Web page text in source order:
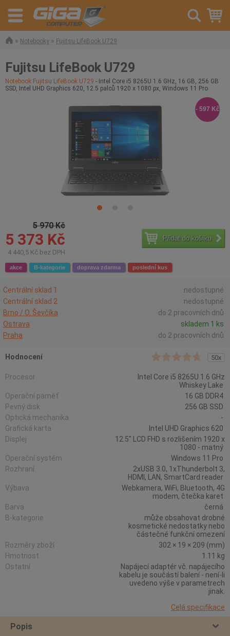
» Notebooky » Fujitsu LifeBook U729
Fujitsu LifeBook U729
Notebook Fujitsu LifeBook U729 - Intel Core i5 8265U 1.6 GHz, 16 GB, 256 GB
SSD, Intel UHD Graphics 620, 12.5 palců 1920 x 1080 px, Windows 11 Pro
5 970 Kč
5 373 Kč
4 440,5 Kč bez DPH
Přidat do košíku
akce B-kategorie doprava zdarma poslední kus
- 597 Kč
Centrální sklad 1
nedostupné
Centrální sklad 2
nedostupné
Brno / O. Ševčíka
do 2 pracovních dnů
Ostrava
skladem 1 ks
Praha
do 2 pracovních dnů
Hodnocení 50x
Procesor
Intel Core i5 8265U 1.6 GHz
Whiskey Lake
Operační paměť
16 GB DDR4
Pevný disk
256 GB SSD
Optická mechanika
-
Grafická karta
Intel UHD Graphics 620
Displej
12.5" LCD FHD s rozlišením 1920 x
1080 - matný
Operační systém
Windows 11 Pro
Rozhraní
2xUSB 3.0, 1xThunderbolt 3,
HDMI, LAN, SmartCard reader
Výbava
Webkamera, WiFi, Bluetooth, 4G
modem, čtečka karet
Barva
černá
B-kategorie
může obsahovat drobné
kosmetické nedostatky nebo
částečné funkční omezení
Rozměry zboží
302 × 19 × 209 (mm)
Hmotnost
1.11 kg
Ostatní
Napájecí adaptér vč. napájecího
kabelu je součástí balení - není-li
uvedeno výše v parametrech
jinak.
Celá specifikace
Popis